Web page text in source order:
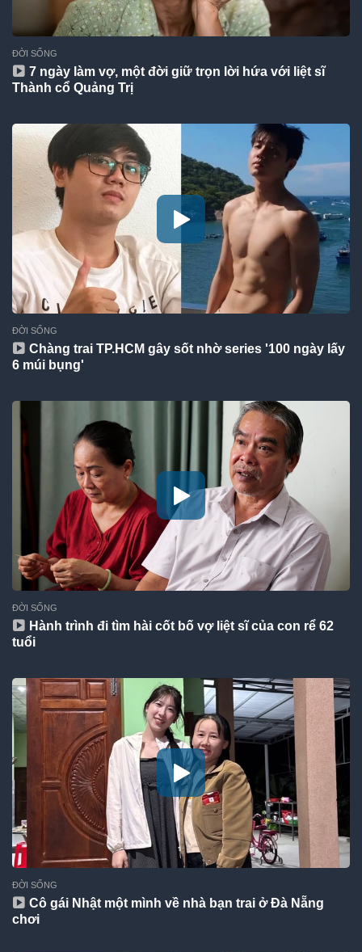
ĐỜI SỐNG
7 ngày làm vợ, một đời giữ trọn lời hứa với liệt sĩ
Thành cổ Quảng Trị
ĐỜI SỐNG
Chàng trai TP.HCM gây sốt nhờ series '100 ngày lấy
6 múi bụng'
ĐỜI SỐNG
Hành trình đi tìm hài cốt bố vợ liệt sĩ của con rể 62
tuổi
ĐỜI SỐNG
Cô gái Nhật một mình về nhà bạn trai ở Đà Nẵng
chơi